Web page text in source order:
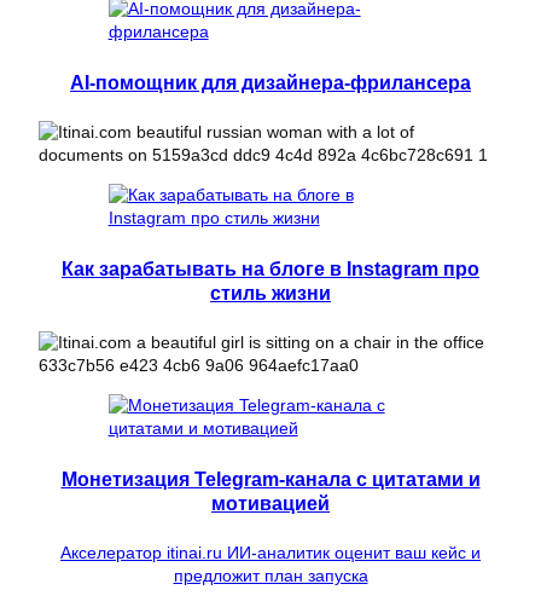
AI-помощник для дизайнера-фрилансера
Как зарабатывать на блоге в Instagram про
стиль жизни
Монетизация Telegram-канала с цитатами и
мотивацией
Акселератор itinai.ru ИИ-аналитик оценит ваш кейс и
предложит план запуска